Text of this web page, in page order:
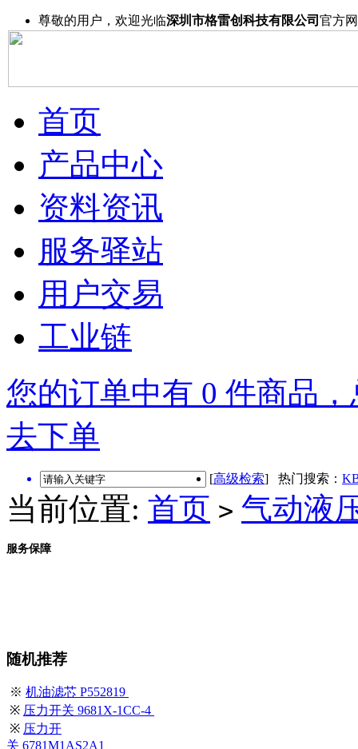
尊敬的用户，欢迎光临深圳市格雷创科技有限公司 官方
首页
产品中心
资料资讯
服务驿站
用户交易
工业链
您的订单中有 0 件商品
去下单
[高级检索] 热门搜索：
当前位置: 首页 > 气动液
服务保障
随机推荐
※ 机油滤芯 P552819
※ 压力开关 9681X-1CC-4
※ 压力开
关 6781M1AS2A1